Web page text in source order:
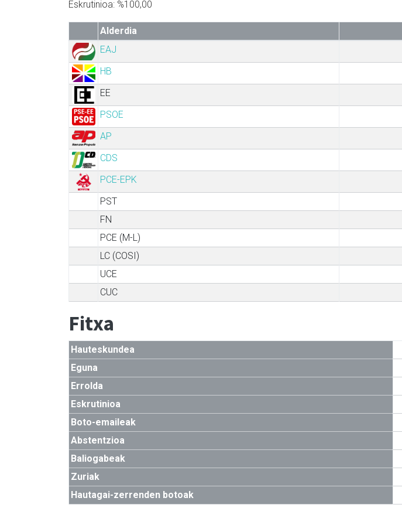
Eskrutinioa: %100,00
Alderdia
EAJ
HB
EE
PSOE
AP
CDS
PCE-EPK
PST
FN
PCE (M-L)
LC (COSI)
UCE
CUC
Fitxa
Hauteskundea
Eguna
Errolda
Eskrutinioa
Boto-emaileak
Abstentzioa
Baliogabeak
Zuriak
Hautagai-zerrenden botoak